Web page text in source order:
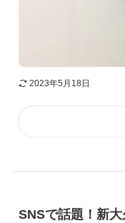
2023年5月18日
SNSで話題！新